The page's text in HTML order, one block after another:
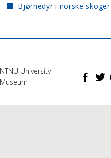
Bjørnedyr i norske skoger
NTNU University
Museum